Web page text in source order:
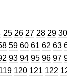
Trang
25 Trang
26 Trang
27 Trang
28 Trang
29 30
Trang
59 Trang
60 Trang
61 Trang
62 63
Trang
93 Trang
94 Trang
95 Trang
96 97
Trang
119 Trang
120 Trang
121 Trang
122